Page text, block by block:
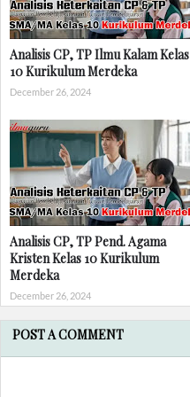
Analisis CP, TP Ilmu Kalam Kelas
10 Kurikulum Merdeka
December 26, 2024
Analisis CP, TP Pend. Agama
Kristen Kelas 10 Kurikulum
Merdeka
December 26, 2024
POST A COMMENT